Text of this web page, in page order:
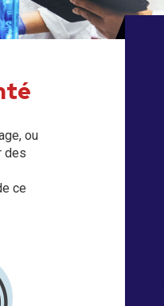
ou
des
ce